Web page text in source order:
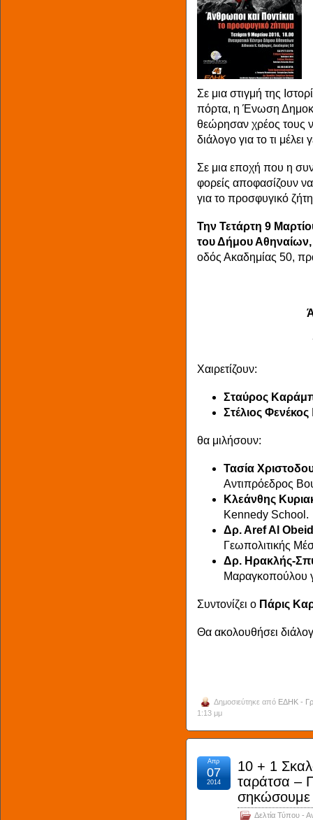
Σε μια στιγμή της
πόρτα, η Ένωση
θεώρησαν χρέος τους
διάλογο για το τι μέλει
Σε μια εποχή που η
φορείς αποφασίζουν
για το προσφυγικό
Την Τετάρτη 9
του Δήμου
οδός Ακαδημίας 50,
Χαιρετίζουν:
Σταύρος
Στέλιος Φενέκος
θα μιλήσουν:
Τασία
Αντιπρόεδρος
Κλεάνθης
Kennedy School.
Δρ. ΑrefAl Obeid
Γεωπολιτικής
Δρ. Ηρακλής-
Μαραγκοπούλου
Συντονίζει ο Πάρις
Θα ακολουθήσει
Δημοσιεύτηκε από ΕΔΗΚ -
1:13 μμ
10 + 1
ταράτσα –
σηκώσουμε
Δελτία Τύπου -
Απρ
07
2014